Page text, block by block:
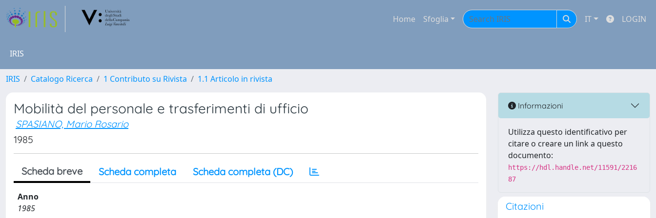
Home Sfoglia IT LOGIN
IRIS
IRIS Catalogo Ricerca 1 Contributo su Rivista 1.1 Articolo in rivista
Mobilità del personale e trasferimenti di ufficio
SPASIANO, Mario Rosario
1985
Scheda breve Scheda completa Scheda completa (DC)
Anno
1985
Informazioni
Utilizza questo identificativo per
citare o creare un link a questo
documento:
https://hdl.handle.net/11591/2216
87
Citazioni